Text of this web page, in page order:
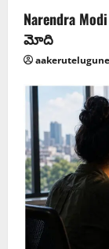
Narendra
మోది